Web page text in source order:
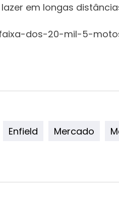
em longas
dos-20-mil-5-
Enfield Mercado